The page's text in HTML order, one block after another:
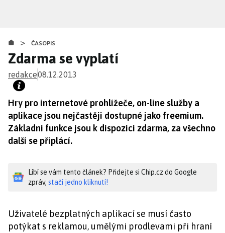
obsahu
> ČASOPIS
Zdarma se vyplatí
redakce08.12.2013
Hry pro internetové prohlížeče, on-line služby a
aplikace jsou nejčastěji dostupné jako freemium.
Základní funkce jsou k dispozici zdarma, za všechno
další se připlácí.
Líbí se vám tento článek? Přidejte si Chip.cz do Google
zpráv, stačí jedno kliknutí!
Uživatelé bezplatných aplikací se musí často
potýkat s reklamou, umělými prodlevami při hraní